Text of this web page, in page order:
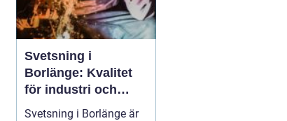
Svetsning i
Borlänge: Kvalitet
för industri och
konstruktion
Svetsning i Borlänge är